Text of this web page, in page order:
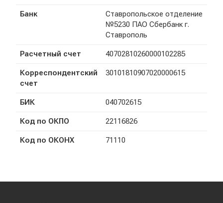
Банк
Ставропольское отделение
№5230 ПАО Сбербанк г.
Ставрополь
Расчетный счет 40702810260000102285
Корреспондентский
счет
30101810907020000615
БИК 040702615
Код по ОКПО 22116826
Код по ОКОНХ 71110